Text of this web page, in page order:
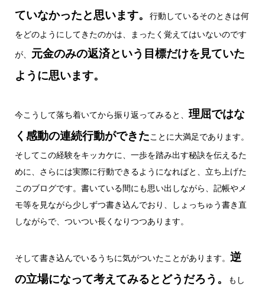
ていなかったと思います。
行動しているそのときは何
をどのようにしてきたのかは、まったく覚えてはいないのです
が、 元金のみの返済という目標だけを見ていた
ように思います。
今こうして落ち着いてから振り返ってみると、 理屈ではな
く感動の連続行動ができたことに大満足であります。
そしてこの経験をキッカケに、一歩を踏み出す秘訣を伝えるた
めに、さらには実際に行動できるようになればと、立ち上げた
このブログです。書いている間にも思い出しながら、記帳やメ
モ等を見ながら少しずつ書き込んでおり、しょっちゅう書き直
しながらで、ついつい長くなりつつあります。
そして書き込んでいるうちに気がついたことがあります。 逆
の立場になって考えてみるとどうだろう。
もし